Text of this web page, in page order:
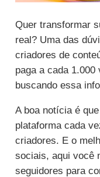
Quer transformar
real? Uma das
criadores de
paga a cada
buscando essa
A boa notícia é
plataforma cada
criadores. E o
sociais, aqui você
seguidores para